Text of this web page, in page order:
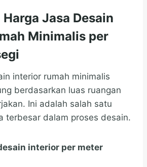
Jasa Desain
Minimalis per
interior rumah minimalis
berdasarkan luas ruangan
Ini adalah salah satu
terbesar dalam proses desain.
interior per meter